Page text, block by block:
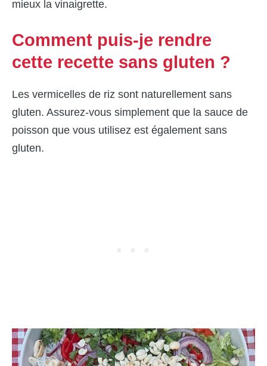
mieux la vinaigrette.
Comment puis-je rendre
cette recette sans gluten ?
Les vermicelles de riz sont naturellement sans
gluten. Assurez-vous simplement que la sauce de
poisson que vous utilisez est également sans
gluten.